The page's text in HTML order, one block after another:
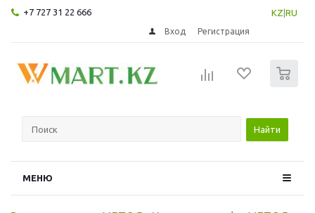
+7 727 31 22 666 KZ RU
Вход Регистрация
Найти
МЕНЮ